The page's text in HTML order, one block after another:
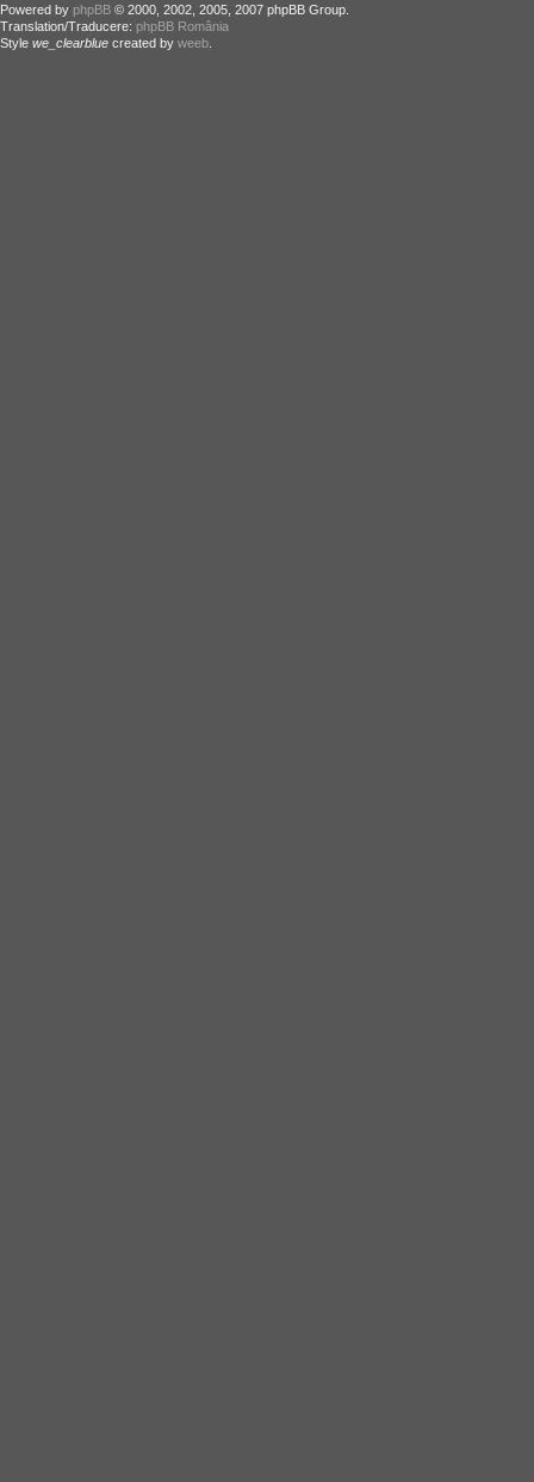
Powered by phpBB © 2000, 2002, 2005, 2007 phpBB Group.
Translation/Traducere: phpBB România
Style we_clearblue created by weeb